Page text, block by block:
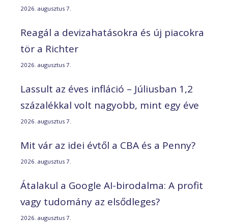
2026. augusztus 7.
Reagál a devizahatásokra és új piacokra
tör a Richter
2026. augusztus 7.
Lassult az éves infláció – Júliusban 1,2
százalékkal volt nagyobb, mint egy éve
2026. augusztus 7.
Mit vár az idei évtől a CBA és a Penny?
2026. augusztus 7.
Átalakul a Google AI-birodalma: A profit
vagy tudomány az elsődleges?
2026. augusztus 7.